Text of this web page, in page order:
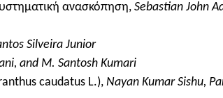
ανασκόπηση, Sebastian John
Silveira Junior
and M. Santosh Kumari
caudatus L.), Nayan Kumar Sishu,